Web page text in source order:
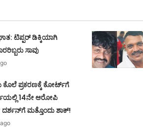
ಟಿಪ್ಪರ್ ಡಿಕ್ಕಿಯಾಗಿ
ಸಾವು
ಕೊಲೆ ಪ್ರಕರಣಕ್ಕೆ ಕೋರ್ಟ್‌ಗೆ
14ನೇ ಆರೋಪಿ
ದರ್ಶನ್‌ಗೆ ಮತ್ತೊಂದು ಶಾಕ್!